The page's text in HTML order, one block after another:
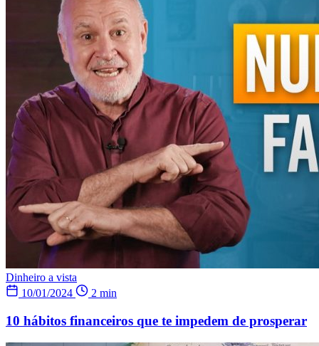
Dinheiro a vista
10/01/2024
2 min
10 hábitos financeiros que te impedem de prosperar